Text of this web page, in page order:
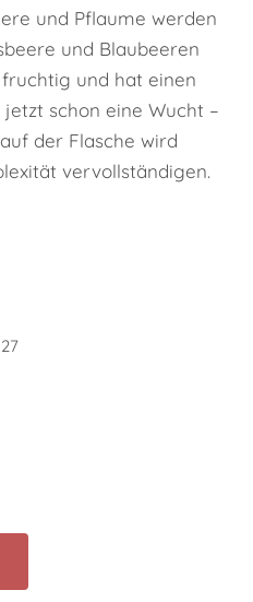
und Pflaume werden
und Blaubeeren
und hat einen
schon eine Wucht –
der Flasche wird
vervollständigen.